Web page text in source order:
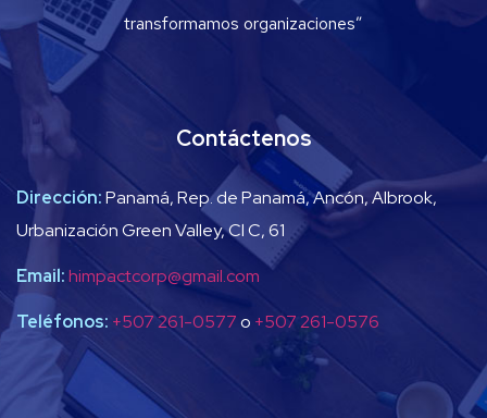
transformamos organizaciones”
Contáctenos
Dirección:Panamá, Rep. de Panamá, Ancón, Albrook,
Urbanización Green Valley, Cl C, 61
Email:himpactcorp@gmail.com
Teléfonos: +507 261-0577o +507 261-0576